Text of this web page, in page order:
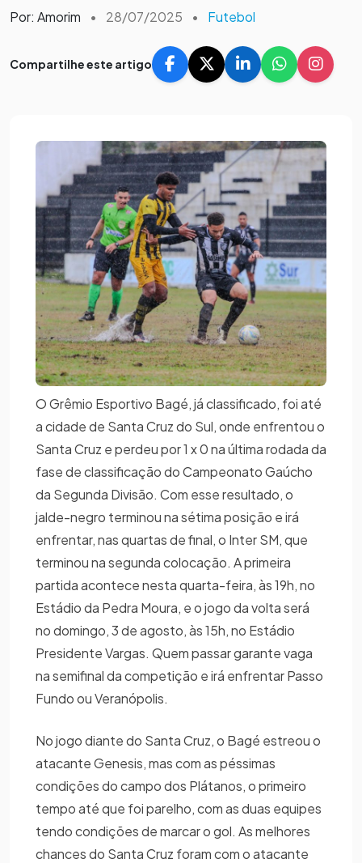
Por: Amorim • 28/07/2025 • Futebol
Compartilhe este artigo
O Grêmio Esportivo Bagé, já classificado, foi até
a cidade de Santa Cruz do Sul, onde enfrentou o
Santa Cruz e perdeu por 1 x 0 na última rodada da
fase de classificação do Campeonato Gaúcho
da Segunda Divisão. Com esse resultado, o
jalde-negro terminou na sétima posição e irá
enfrentar, nas quartas de final, o Inter SM, que
terminou na segunda colocação. A primeira
partida acontece nesta quarta-feira, às 19h, no
Estádio da Pedra Moura, e o jogo da volta será
no domingo, 3 de agosto, às 15h, no Estádio
Presidente Vargas. Quem passar garante vaga
na semifinal da competição e irá enfrentar Passo
Fundo ou Veranópolis.
No jogo diante do Santa Cruz, o Bagé estreou o
atacante Genesis, mas com as péssimas
condições do campo dos Plátanos, o primeiro
tempo até que foi parelho, com as duas equipes
tendo condições de marcar o gol. As melhores
chances do Santa Cruz foram com o atacante